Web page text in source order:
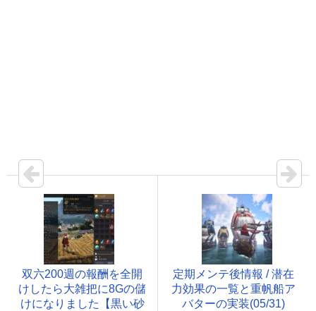
双六200週の報酬を全開
けしたら大雑把に8Gの儲
けになりました【黒い砂
定期メンテ後情報 / 潜在
力効果の一覧と重帆船ア
バターの実装(05/31)